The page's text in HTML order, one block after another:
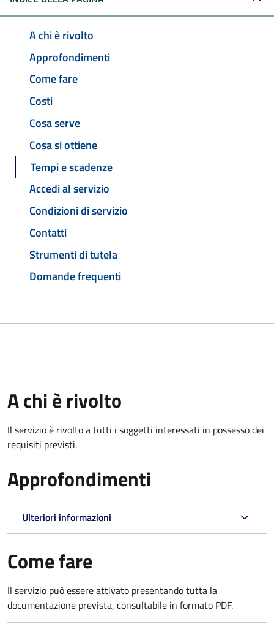
A chi è rivolto
Approfondimenti
Come fare
Costi
Cosa serve
Cosa si ottiene
Tempi e scadenze
Accedi al servizio
Condizioni di servizio
Contatti
Strumenti di tutela
Domande frequenti
A chi è rivolto
Il servizio è rivolto a tutti i soggetti interessati in possesso dei
requisiti previsti.
Approfondimenti
Ulteriori informazioni
Come fare
Il servizio può essere attivato presentando tutta la
documentazione prevista, consultabile in formato PDF.